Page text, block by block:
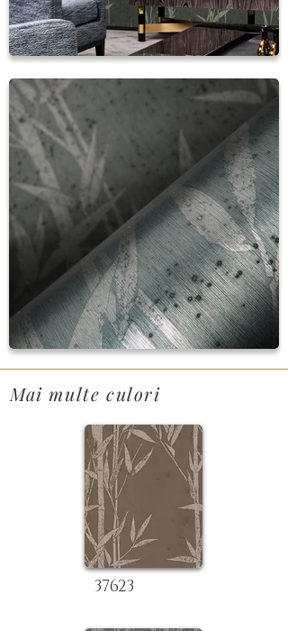
Mai multe culori
37623